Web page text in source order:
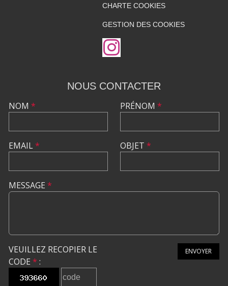
CHARTE COOKIES
GESTION DES COOKIES
NOUS CONTACTER
NOM *
EMAIL*
PRÉNOM *
OBJET *
MESSAGE *
VEUILLEZ RECOPIER LE
CODE * :
ENVOYER